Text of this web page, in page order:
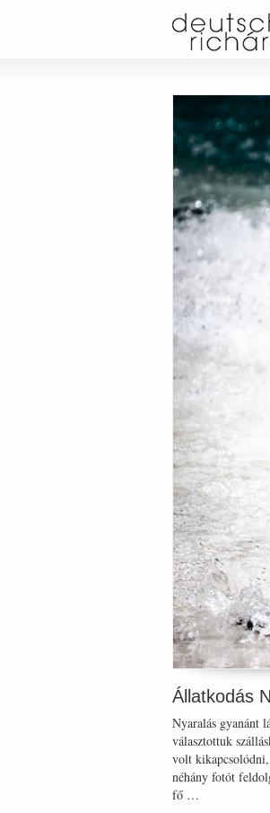
Állatkodás
Nyaralás gyanánt
választottuk
volt
néhány fotót
fő …